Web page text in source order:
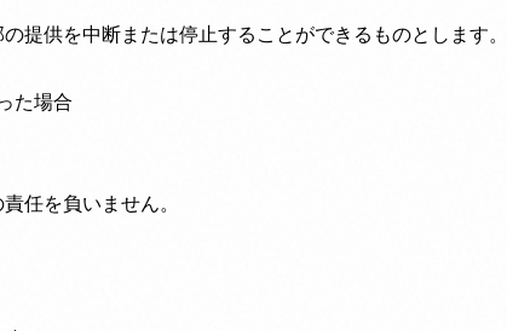
提供を中断または停止することができるものとします。
た場合
任を負いません。